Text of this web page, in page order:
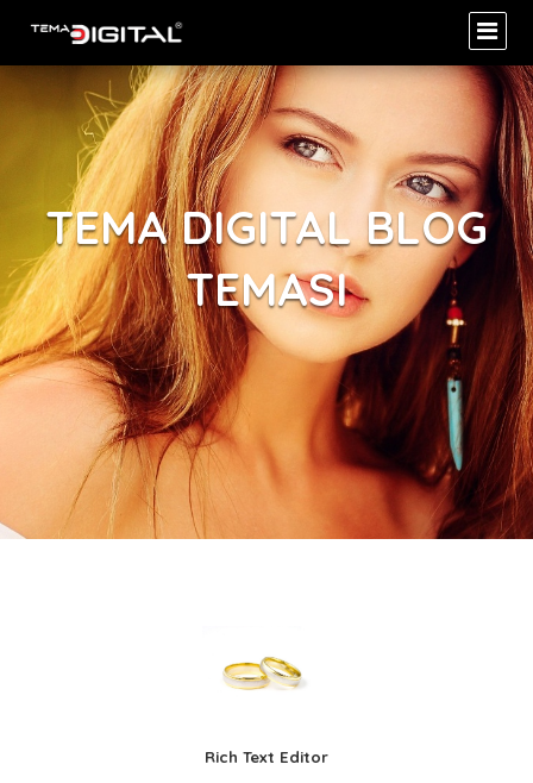
TEMA DIGITAL BLOG
TEMASI
Rich Text Editor